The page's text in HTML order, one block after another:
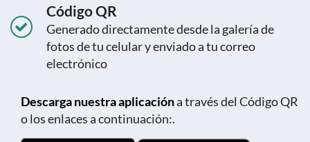
Código QR
Generado directamente desde la galería de
fotos de tu celular y enviado a tu correo
electrónico
Descarga nuestra aplicacióna través del Código QR
o los enlaces a continuación:.